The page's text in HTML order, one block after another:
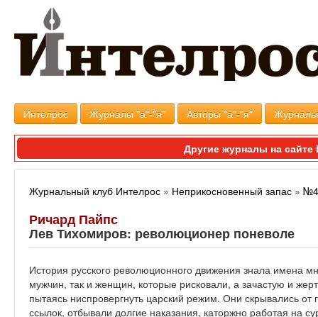
Интелрос Журналы "а"-"я" Авторы "а"-"я"
Другие журналы на
Журнальный клуб Интелрос » Неприкосновенный запас »
Ричард Пайпс
Лев Тихомиров: революционер поневоле
История русского революционного движения знала имена
мужчин, так и женщин, которые рисковали, а зачастую и
пытаясь ниспровергнуть царский режим. Они скрывались
ссылок, отбывали долгие наказания, каторжно работая на